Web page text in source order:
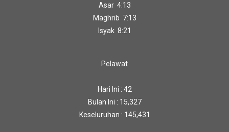
Asar 4:13
Maghrib 7:13
Isyak 8:21
Pelawat
Hari Ini : 42
Bulan Ini : 15,327
Keseluruhan : 145,431